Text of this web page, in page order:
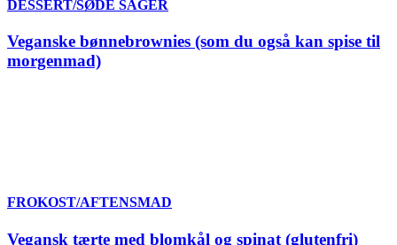
DESSERT/SØDE SAGER
Veganske bønnebrownies (som du også kan spise til
morgenmad)
FROKOST/AFTENSMAD
Vegansk tærte med blomkål og spinat (glutenfri)